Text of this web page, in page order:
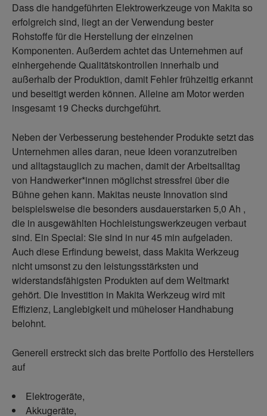
Dass die handgeführten Elektrowerkzeuge von Makita so
erfolgreich sind, liegt an der Verwendung bester
Rohstoffe für die Herstellung der einzelnen
Komponenten. Außerdem achtet das Unternehmen auf
einhergehende Qualitätskontrollen innerhalb und
außerhalb der Produktion, damit Fehler frühzeitig erkannt
und beseitigt werden können. Alleine am Motor werden
insgesamt 19 Checks durchgeführt.
Neben der Verbesserung bestehender Produkte setzt das
Unternehmen alles daran, neue Ideen voranzutreiben
und alltagstauglich zu machen, damit der Arbeitsalltag
von Handwerker*innen möglichst stressfrei über die
Bühne gehen kann. Makitas neuste Innovation sind
beispielsweise die besonders ausdauerstarken 5,0 Ah ,
die in ausgewählten Hochleistungswerkzeugen verbaut
sind. Ein Special: Sie sind in nur 45 min aufgeladen.
Auch diese Erfindung beweist, dass Makita Werkzeug
nicht umsonst zu den leistungsstärksten und
widerstandsfähigsten Produkten auf dem Weltmarkt
gehört. Die Investition in Makita Werkzeug wird mit
Effizienz, Langlebigkeit und müheloser Handhabung
belohnt.
Generell erstreckt sich das breite Portfolio des Herstellers
auf
Elektrogeräte,
Akkugeräte,